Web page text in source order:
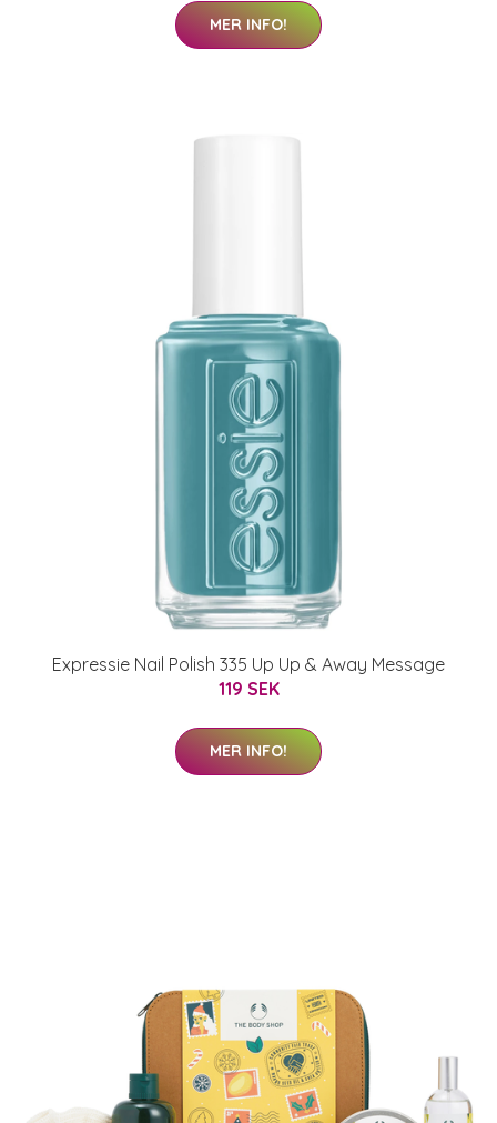
MER INFO!
Expressie Nail Polish 335 Up Up & Away Message
119 SEK
MER INFO!